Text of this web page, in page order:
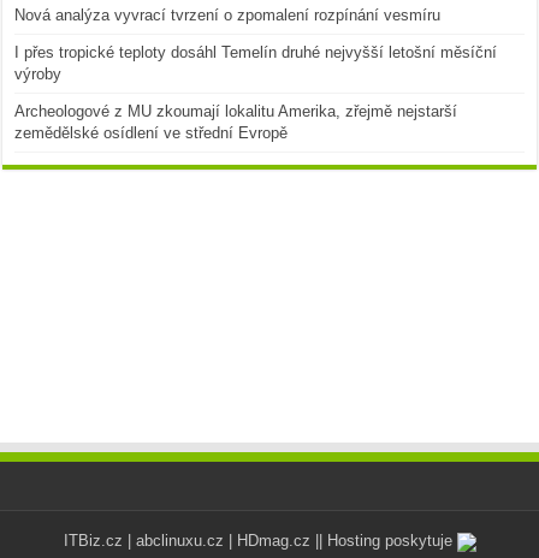
Nová analýza vyvrací tvrzení o zpomalení rozpínání vesmíru
I přes tropické teploty dosáhl Temelín druhé nejvyšší letošní měsíční
výroby
Archeologové z MU zkoumají lokalitu Amerika, zřejmě nejstarší
zemědělské osídlení ve střední Evropě
ITBiz.cz abclinuxu.cz HDmag.cz || Hosting poskytuje